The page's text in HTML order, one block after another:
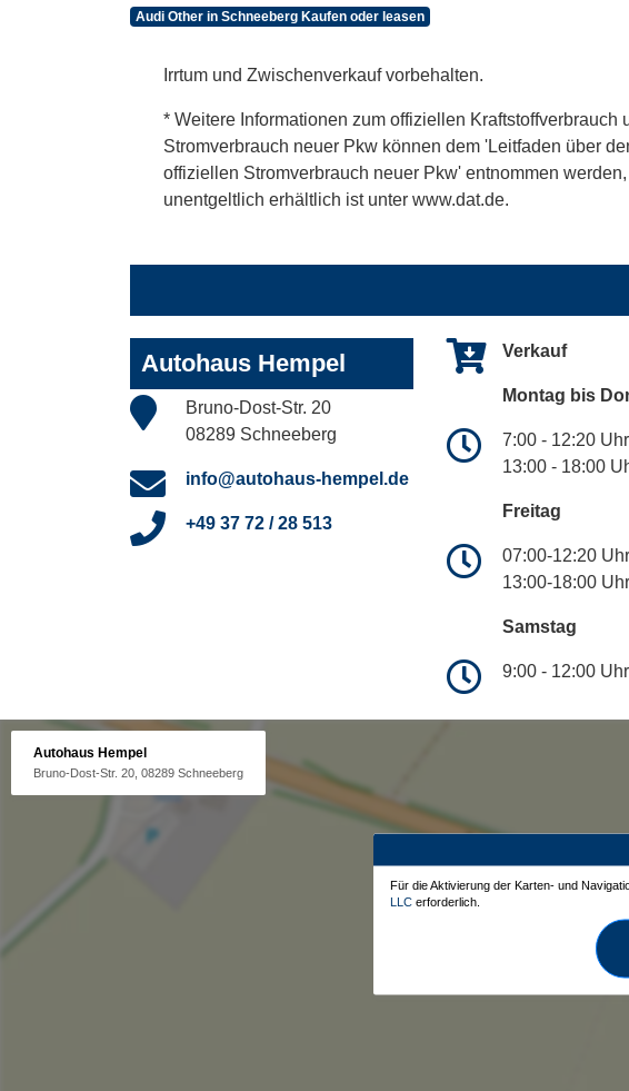
Audi Other in Schneeberg Kaufen oder leasen
Irrtum und Zwischenverkauf vorbehalten.
* Weitere Informationen zum offiziellen
Stromverbrauch neuer Pkw können dem 'Leitfaden über
offiziellen Stromverbrauch neuer Pkw' entnommen
unentgeltlich erhältlich ist unter www.dat.de.
Autohaus Hempel
Bruno-Dost-Str. 20
08289 Schneeberg
info@autohaus-hempel.de
+49 37 72 / 28 513
Verkauf
Montag bis
7:00 - 12:20 Uhr
13:00 - 18:00
Freitag
07:00-12:20 Uhr
13:00-18:00 Uhr
Samstag
9:00 - 12:00 Uhr
Autohaus Hempel
Bruno-Dost-Str. 20, 08289 Schneeberg
Für die Aktivierung der Karten- und
LLC erforderlich.